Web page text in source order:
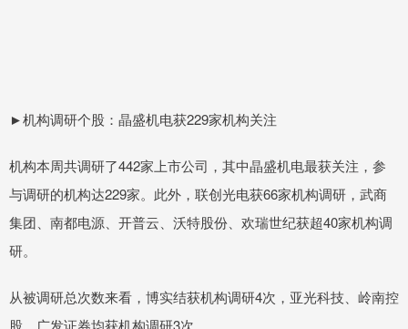
►机构调研个股：晶盛机电获229家机构关注
机构本周共调研了442家上市公司，其中晶盛机电最获关注，参
与调研的机构达229家。此外，联创光电获66家机构调研，武商
集团、南都电源、开普云、沃特股份、欢瑞世纪获超40家机构调
研。
从被调研总次数来看，博实结获机构调研4次，亚光科技、岭南控